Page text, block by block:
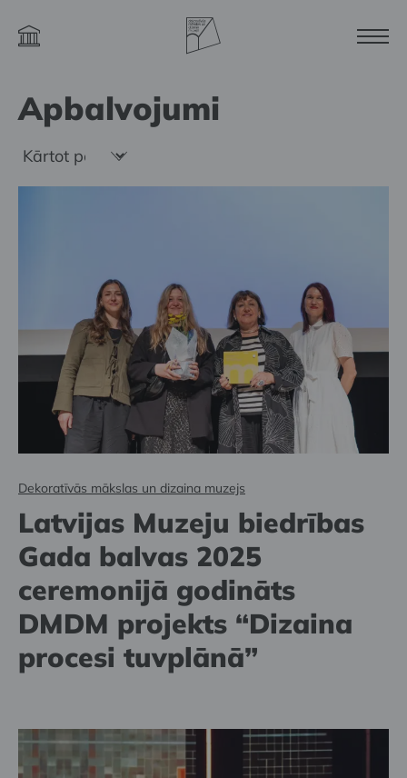
Apbalvojumi
Dekoratīvās mākslas un dizaina muzejs
Latvijas Muzeju biedrības
Gada balvas 2025
ceremonijā godināts
DMDM projekts “Dizaina
procesi tuvplānā”